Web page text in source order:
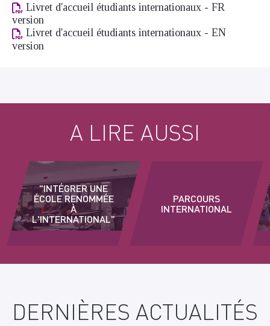
Livret d'accueil étudiants internationaux - FR
version
Livret d'accueil étudiants internationaux - EN
version
A LIRE AUSSI
"INTÉGRER UNE
ÉCOLE RENOMMÉE
À
L'INTERNATIONAL"
PARCOURS
INTERNATIONAL
?
DERNIÈRES ACTUALITÉS